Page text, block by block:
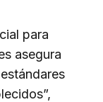
para
asegura